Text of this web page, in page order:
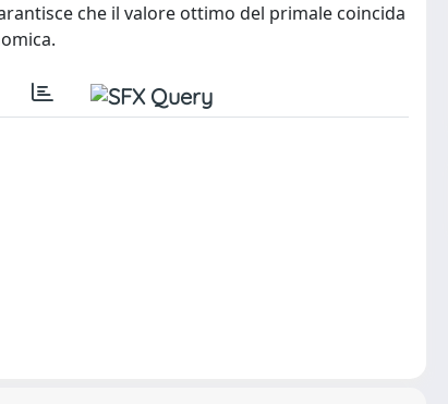
che il valore ottimo del primale coincida